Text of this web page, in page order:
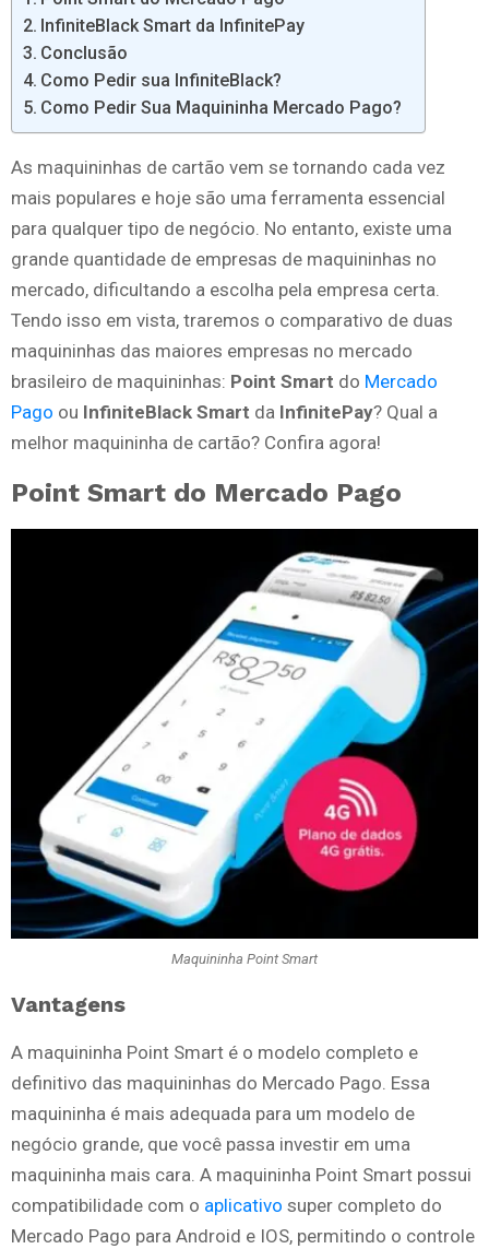
InfiniteBlack Smart da InfinitePay
Conclusão
Como Pedir sua InfiniteBlack?
Como Pedir Sua Maquininha Mercado Pago?
As maquininhas de cartão vem se tornando cada vez
mais populares e hoje são uma ferramenta essencial
para qualquer tipo de negócio. No entanto, existe uma
grande quantidade de empresas de maquininhas no
mercado, dificultando a escolha pela empresa certa.
Tendo isso em vista, traremos o comparativo de duas
maquininhas das maiores empresas no mercado
brasileiro de maquininhas: Point Smart do Mercado
Pago ou InfiniteBlack Smart da InfinitePay? Qual a
melhor maquininha de cartão? Confira agora!
Point Smart do Mercado Pago
Maquininha Point Smart
Vantagens
A maquininha Point Smart é o modelo completo e
definitivo das maquininhas do Mercado Pago. Essa
maquininha é mais adequada para um modelo de
negócio grande, que você passa investir em uma
maquininha mais cara. A maquininha Point Smart possui
compatibilidade com o aplicativo super completo do
Mercado Pago para Android e IOS, permitindo o controle